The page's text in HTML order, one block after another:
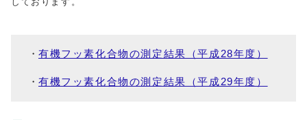
有機フッ素化合物の測定結果（平成28年度）
有機フッ素化合物の測定結果（平成29年度）